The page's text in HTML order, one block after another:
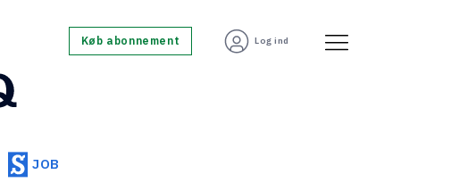
Køb abonnement Log ind
JOB